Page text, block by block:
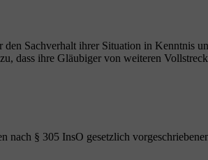
Sachverhalt ihrer Situation in Kenntnis
dass ihre Gläubiger von weiteren
nach § 305 InsO gesetzlich